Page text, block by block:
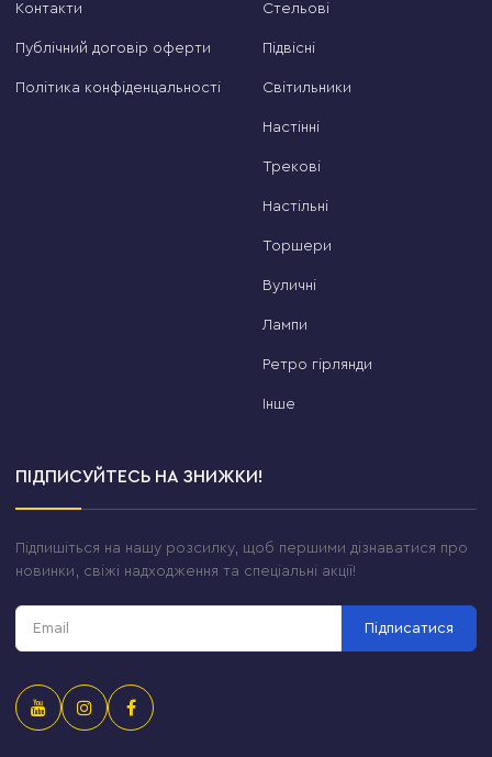
Контакти
Публічний договір оферти
Політика конфіденцальності
Стельові
Підвісні
Світильники
Настінні
Трекові
Настільні
Торшери
Вуличні
Лампи
Ретро гірлянди
Інше
ПІДПИСУЙТЕСЬ НА ЗНИЖКИ!
Підпишіться на нашу розсилку, щоб першими дізнаватися про
новинки, свіжі надходження та спеціальні акції!
Підписатися